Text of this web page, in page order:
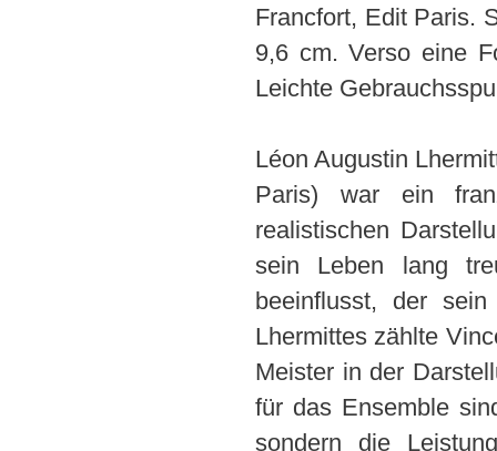
Francfort, Edit Paris.
9,6 cm. Verso eine
Leichte
Léon Augustin
Paris) war ein
realistischen
sein Leben lang
beeinflusst, der
Lhermittes zählte
Meister in der
für das Ensemble
sondern die